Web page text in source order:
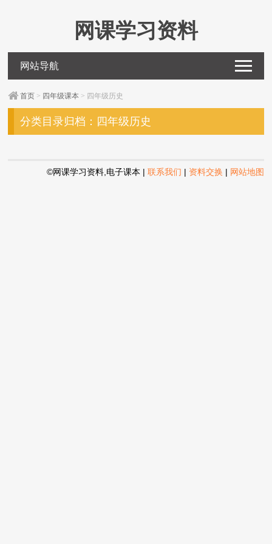
网课学习资料
网站导航
首页 > 四年级课本 > 四年级历史
分类目录归档： 四年级历史
©网课学习资料,电子课本 | 联系我们 | 资料交换 | 网站地图